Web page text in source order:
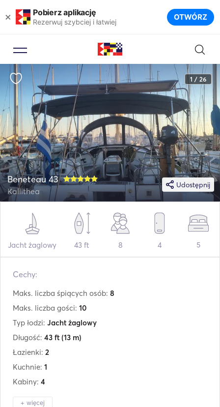
× Pobierz aplikację
Rezerwuj szybciej i łatwiej OTWÓRZ
1 / 26
Udostępnij
Beneteau 43
Kallithea
Jacht żaglowy 43 ft 8 4 5
Cechy:
Maks. liczba śpiących osób: 8
Maks. liczba gości: 10
Typ łodzi: Jacht żaglowy
Długość: 43 ft (13 m)
Łazienki: 2
Kuchnie: 1
Kabiny: 4
+ więcej